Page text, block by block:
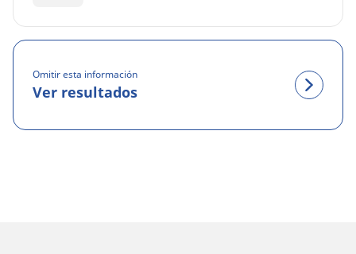
Omitir esta información
Ver resultados